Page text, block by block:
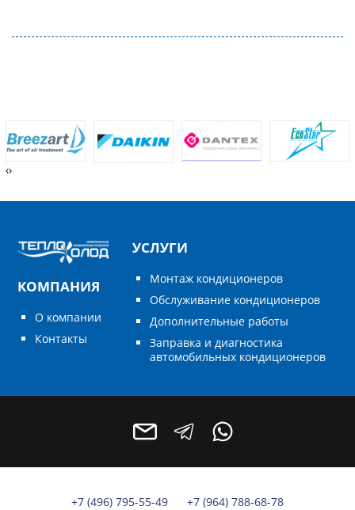
‹›
КОМПАНИЯ
О компании
Контакты
УСЛУГИ
Монтаж кондиционеров
Обслуживание кондиционеров
Дополнительные работы
Заправка и диагностика
автомобильных кондиционеров
+7 (496) 795-55-49 +7 (964) 788-68-78